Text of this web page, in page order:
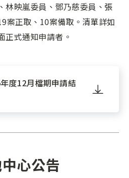
林映嵐委員、鄧乃慈委員、張
案正取、10案備取。清單詳如
正式通知申請者。
度12月檔期申請結
心公告